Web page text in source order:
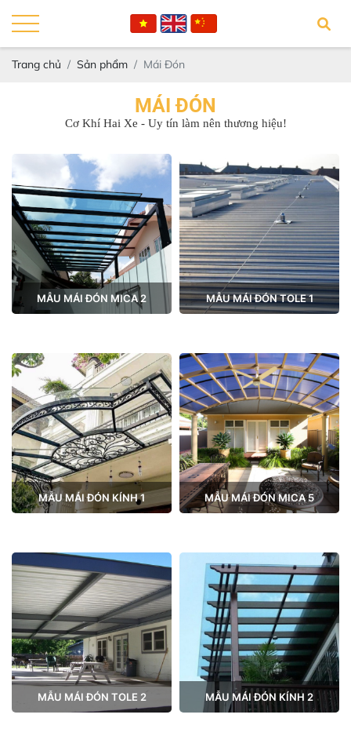
Trang chủ Sản phẩm Mái Đón
MÁI ĐÓN
Cơ Khí Hai Xe - Uy tín làm nên thương hiệu!
MẪU MÁI ĐÓN MICA 2 MẪU MÁI ĐÓN TOLE 1
MẪU MÁI ĐÓN KÍNH 1 MẪU MÁI ĐÓN MICA 5
MẪU MÁI ĐÓN TOLE 2 MẪU MÁI ĐÓN KÍNH 2